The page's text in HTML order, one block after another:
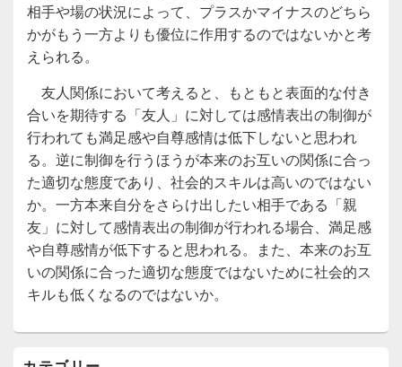
相手や場の状況によって、プラスかマイナスのどちら
かがもう一方よりも優位に作用するのではないかと考
えられる。
友人関係において考えると、もともと表面的な付き
合いを期待する「友人」に対しては感情表出の制御が
行われても満足感や自尊感情は低下しないと思われ
る。逆に制御を行うほうが本来のお互いの関係に合っ
た適切な態度であり、社会的スキルは高いのではない
か。一方本来自分をさらけ出したい相手である「親
友」に対して感情表出の制御が行われる場合、満足感
や自尊感情が低下すると思われる。また、本来のお互
いの関係に合った適切な態度ではないために社会的ス
キルも低くなるのではないか。